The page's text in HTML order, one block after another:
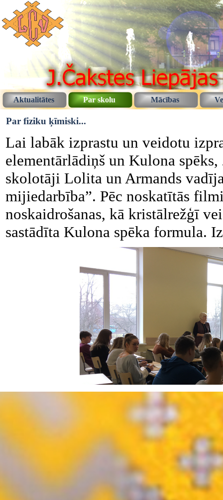
Aktualitātes Par skolu Mācības
Par fiziku ķīmiski...
Lai labāk izprastu un veidotu
elementārlādiņš un Kulona
skolotāji Lolita un Armands
mijiedarbība”. Pēc noskatītās
noskaidrošanas, kā kristālrežģī
sastādīta Kulona spēka formula.